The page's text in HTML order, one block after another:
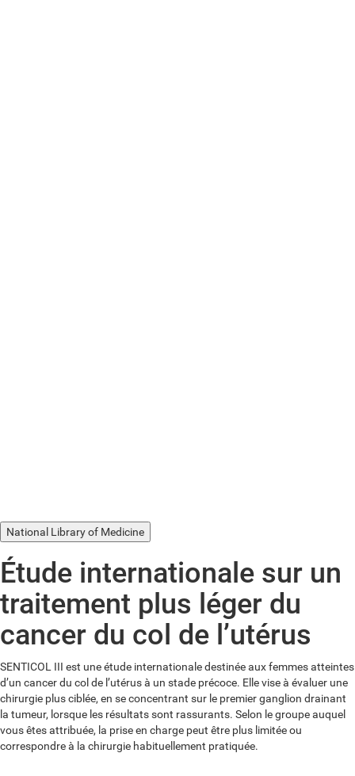
National Library of Medicine
Étude internationale sur un
traitement plus léger du
cancer du col de l’utérus
SENTICOL III est une étude internationale destinée aux femmes atteintes
d’un cancer du col de l’utérus à un stade précoce. Elle vise à évaluer une
chirurgie plus ciblée, en se concentrant sur le premier ganglion drainant
la tumeur, lorsque les résultats sont rassurants. Selon le groupe auquel
vous êtes attribuée, la prise en charge peut être plus limitée ou
correspondre à la chirurgie habituellement pratiquée.